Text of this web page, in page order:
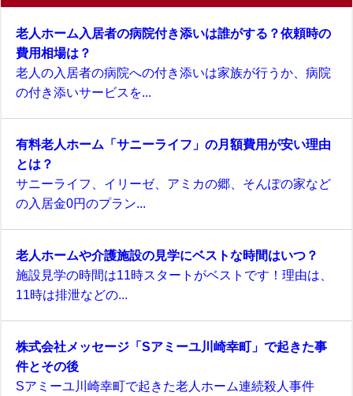
老人ホーム入居者の病院付き添いは誰がする？依頼時の
費用相場は？
老人の入居者の病院への付き添いは家族が行うか、病院
の付き添いサービスを...
有料老人ホーム「サニーライフ」の月額費用が安い理由
とは？
サニーライフ、イリーゼ、アミカの郷、そんぽの家など
の入居金0円のプラン...
老人ホームや介護施設の見学にベストな時間はいつ？
施設見学の時間は11時スタートがベストです！理由は、
11時は排泄などの...
株式会社メッセージ「Sアミーユ川崎幸町」で起きた事
件とその後
Sアミーユ川崎幸町で起きた老人ホーム連続殺人事件